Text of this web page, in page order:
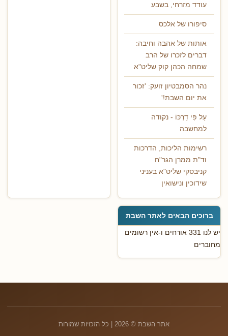
עודד מזרחי, בשבע
סיפורו של אלכס
אותות של אהבה וחיבה:
דברים לזכרו של הרב
שמחה הכהן קוק שליט"א
נהר הסמבטיון זועק: 'זכור
את יום השבת!'
עַל פִּי דַרְכּוֹ - נקודה
למחשבה
רשימות הליכות, הדרכות
וד"ת ממרן הגר"ח
קניבסקי שליט"א בעניני
שידוכין ונישואין
ברוכים הבאים לאתר השבת
יש לנו 331 אורחים ו-אין רשומים
מחוברים
אתר השבת © 2026 | כל הזכויות שמורות